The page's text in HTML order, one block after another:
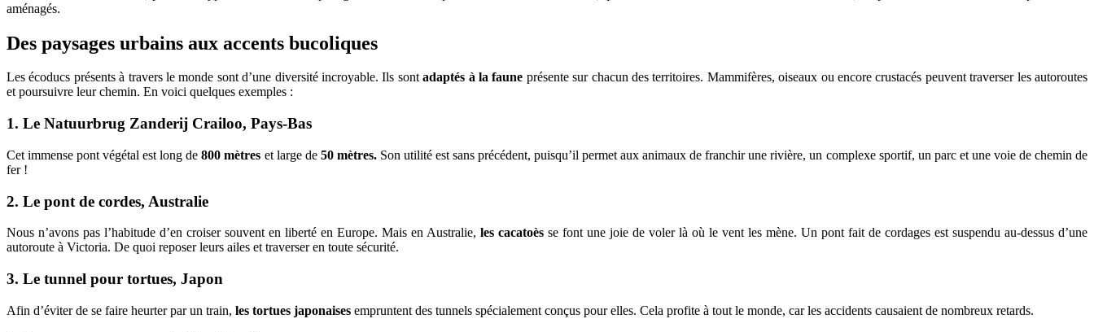
aménagés.
Des paysages urbains aux accents bucoliques
Les écoducs présents à travers le monde sont d’une diversité incroyable. Ils sontadaptés à la faune présente sur chacun des territoires. Mammifères, oiseaux ou encore crustacés peuvent traverser les autoroutes
et poursuivre leur chemin. En voici quelques exemples :
1. Le Natuurbrug Zanderij Crailoo, Pays-Bas
Cet immense pont végétal est long de800 mètres et large de 50 mètres.Son utilité est sans précédent, puisqu’il permet aux animaux de franchir une rivière, un complexe sportif, un parc et une voie de chemin de
fer !
2. Le pont de cordes, Australie
Nous n’avons pas l’habitude d’en croiser souvent en liberté en Europe. Mais en Australie, les cacatoès se font une joie de voler là où le vent les mène. Un pont fait de cordages est suspendu au-dessus d’une
autoroute à Victoria. De quoi reposer leurs ailes et traverser en toute sécurité.
3. Le tunnel pour tortues, Japon
Afin d’éviter de se faire heurter par un train, les tortues japonaises empruntent des tunnels spécialement conçus pour elles. Cela profite à tout le monde, car les accidents causaient de nombreux retards.